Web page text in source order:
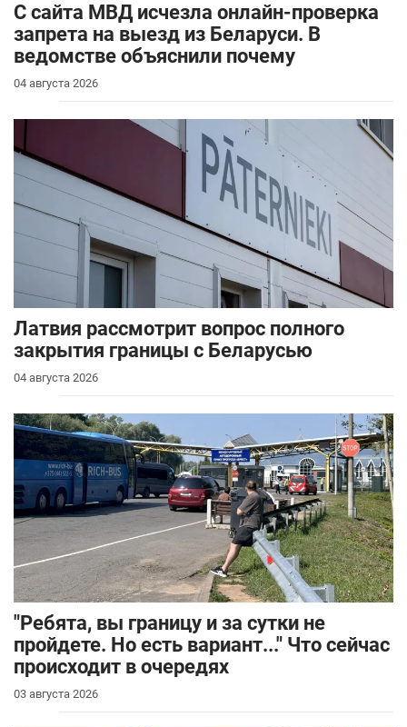
С сайта МВД исчезла онлайн-проверка
запрета на выезд из Беларуси. В
ведомстве объяснили почему
04 августа 2026
Латвия рассмотрит вопрос полного
закрытия границы с Беларусью
04 августа 2026
"Ребята, вы границу и за сутки не
пройдете. Но есть вариант..." Что сейчас
происходит в очередях
03 августа 2026